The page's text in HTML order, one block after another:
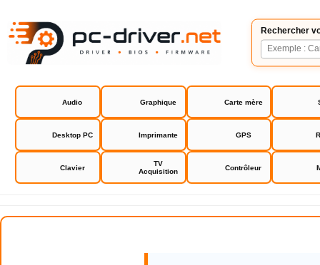
Rechercher
Audio Graphique Carte mère
Desktop PC Imprimante GPS
Clavier
TV
Acquisition
Contrôleur
Edimax EU-4208 drivers